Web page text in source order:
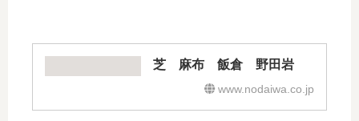
芝 麻布 飯倉 野田岩
www.nodaiwa.co.jp